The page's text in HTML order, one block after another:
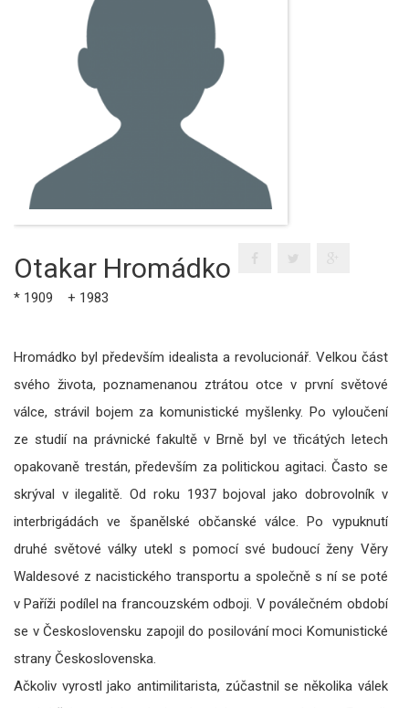
Otakar Hromádko
* 1909 + 1983
Hromádko byl především idealista a revolucionář. Velkou část
svého života, poznamenanou ztrátou otce v první světové
válce, strávil bojem za komunistické myšlenky. Po vyloučení
ze studií na právnické fakultě v Brně byl ve třicátých letech
opakovaně trestán, především za politickou agitaci. Často se
skrýval v ilegalitě. Od roku 1937 bojoval jako dobrovolník v
interbrigádách ve španělské občanské válce. Po vypuknutí
druhé světové války utekl s pomocí své budoucí ženy Věry
Waldesové z nacistického transportu a společně s ní se poté
v Paříži podílel na francouzském odboji. V poválečném období
se v Československu zapojil do posilování moci Komunistické
strany Československa.
Ačkoliv vyrostl jako antimilitarista, zúčastnil se několika válek